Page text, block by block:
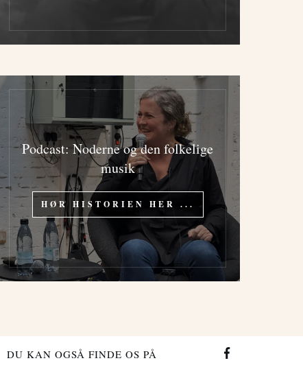
Podcast: Noderne og den folkelige
musik
HØR HISTORIEN HER ...
DU KAN OGSÅ FINDE OS PÅ